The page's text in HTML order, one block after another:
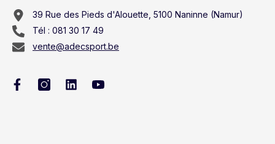
39 Rue des Pieds d'Alouette, 5100 Naninne (Namur)
Tél : 081 30 17 49
vente@adecsport.be